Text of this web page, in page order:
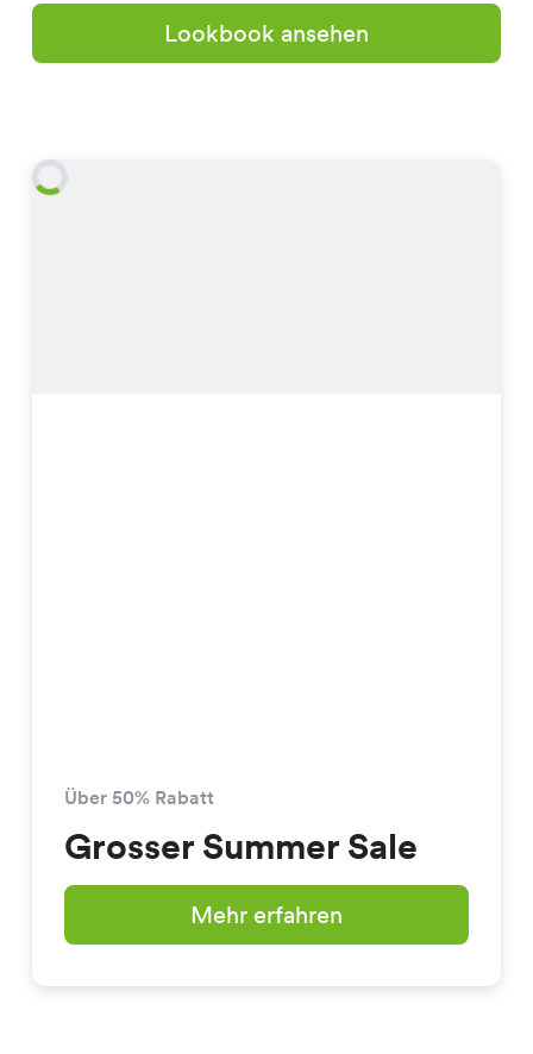
Lookbook ansehen
Über 50% Rabatt
Grosser Summer Sale
Mehr erfahren